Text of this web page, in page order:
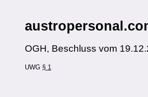
OGH, Beschluss vom
UWG § 1